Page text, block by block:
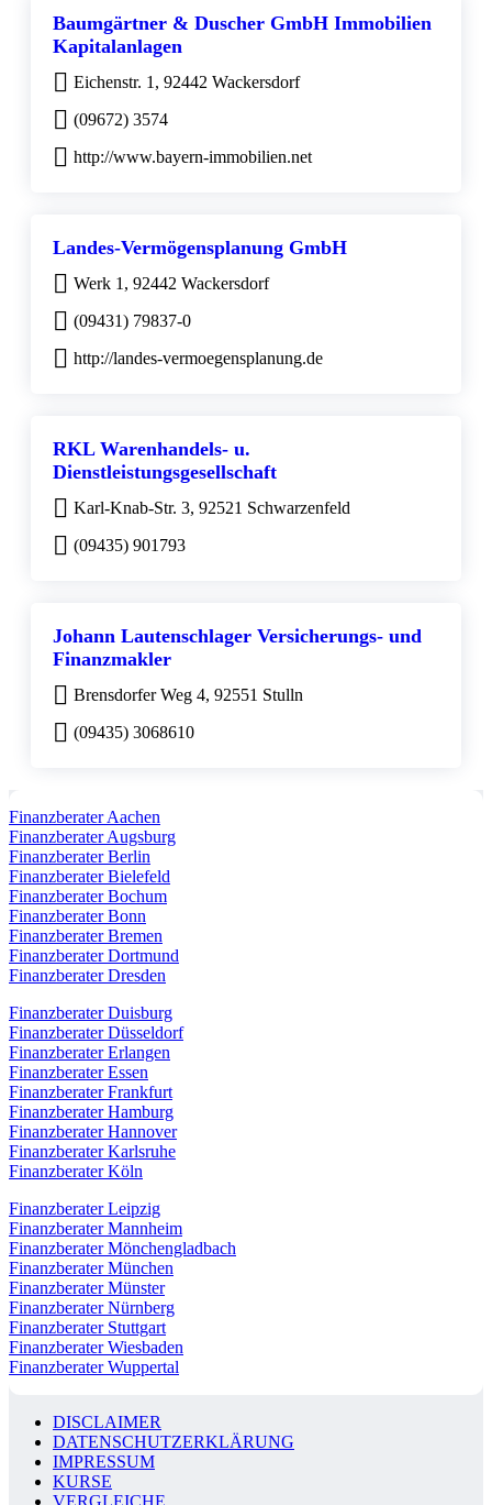
Baumgärtner & Duscher GmbH Immobilien
Kapitalanlagen
Eichenstr. 1, 92442 Wackersdorf
(09672) 3574
http://www.bayern-immobilien.net
Landes-Vermögensplanung GmbH
Werk 1, 92442 Wackersdorf
(09431) 79837-0
http://landes-vermoegensplanung.de
RKL Warenhandels- u.
Dienstleistungsgesellschaft
Karl-Knab-Str. 3, 92521 Schwarzenfeld
(09435) 901793
Johann Lautenschlager Versicherungs- und
Finanzmakler
Brensdorfer Weg 4, 92551 Stulln
(09435) 3068610
Finanzberater Aachen
Finanzberater Augsburg
Finanzberater Berlin
Finanzberater Bielefeld
Finanzberater Bochum
Finanzberater Bonn
Finanzberater Bremen
Finanzberater Dortmund
Finanzberater Dresden
Finanzberater Duisburg
Finanzberater Düsseldorf
Finanzberater Erlangen
Finanzberater Essen
Finanzberater Frankfurt
Finanzberater Hamburg
Finanzberater Hannover
Finanzberater Karlsruhe
Finanzberater Köln
Finanzberater Leipzig
Finanzberater Mannheim
Finanzberater Mönchengladbach
Finanzberater München
Finanzberater Münster
Finanzberater Nürnberg
Finanzberater Stuttgart
Finanzberater Wiesbaden
Finanzberater Wuppertal
DISCLAIMER
DATENSCHUTZERKLÄRUNG
IMPRESSUM
KURSE
VERGLEICHE